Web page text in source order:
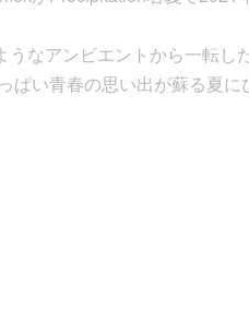
なアンビエントから一転し
ぱい青春の思い出が蘇る夏